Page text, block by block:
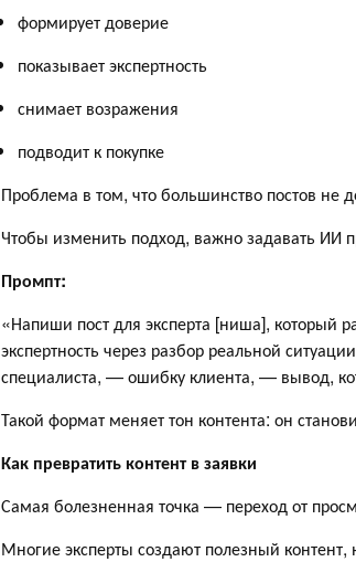
формирует доверие
показывает экспертность
снимает возражения
подводит к покупке
Проблема в том, что большинство постов не
Чтобы изменить подход, важно задавать ИИ
Промпт:
«Напиши пост для эксперта [ниша], который
экспертность через разбор реальной
специалиста, — ошибку клиента, — вывод,
Такой формат меняет тон контента: он
Как превратить контент в заявки
Самая болезненная точка — переход от
Многие эксперты создают полезный